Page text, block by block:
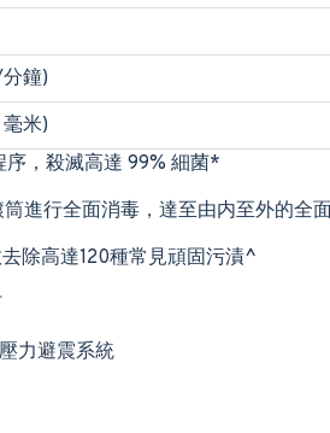
鐘)
米)
序，殺滅高達 99% 細菌*
進行全面消毒，達至由内至外的全
除高達120種常見頑固污漬^
力避震系統